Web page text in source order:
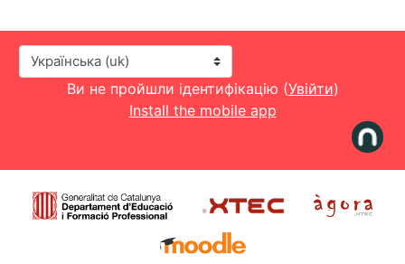
Мова інтерфейсу
Ви не пройшли ідентифікацію (Увійти)
Install the mobile app